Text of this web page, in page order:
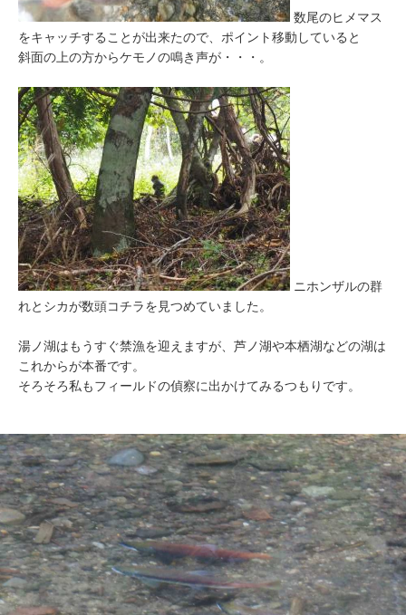
数尾のヒメマス
をキャッチすることが出来たので、ポイント移動していると
斜面の上の方からケモノの鳴き声が・・・。
ニホンザルの群
れとシカが数頭コチラを見つめていました。
湯ノ湖はもうすぐ禁漁を迎えますが、芦ノ湖や本栖湖などの湖は
これからが本番です。
そろそろ私もフィールドの偵察に出かけてみるつもりです。